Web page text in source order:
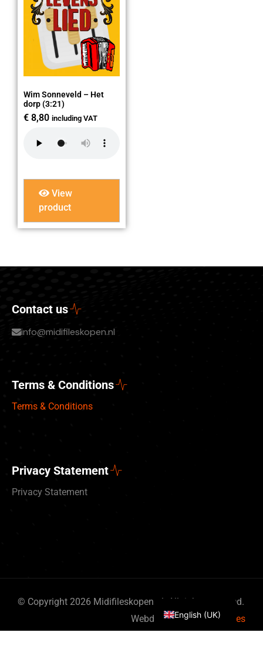
Wim Sonneveld – Het
dorp (3:21)
€ 8,80 including VAT
View
product
Contact us
info@midifileskopen.nl
Terms & Conditions
Terms & Conditions
Privacy Statement
Privacy Statement
© Copyright 2026 Midifileskopen.nl. All rights reserved.
WebdesignBy Bits & Pieces
English (UK)
Deutsch